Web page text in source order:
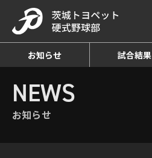
お知らせ 試合結果
HOME
NEWS
お知らせ